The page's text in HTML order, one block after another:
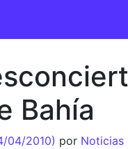
Bahía
04/2010) por Noticias